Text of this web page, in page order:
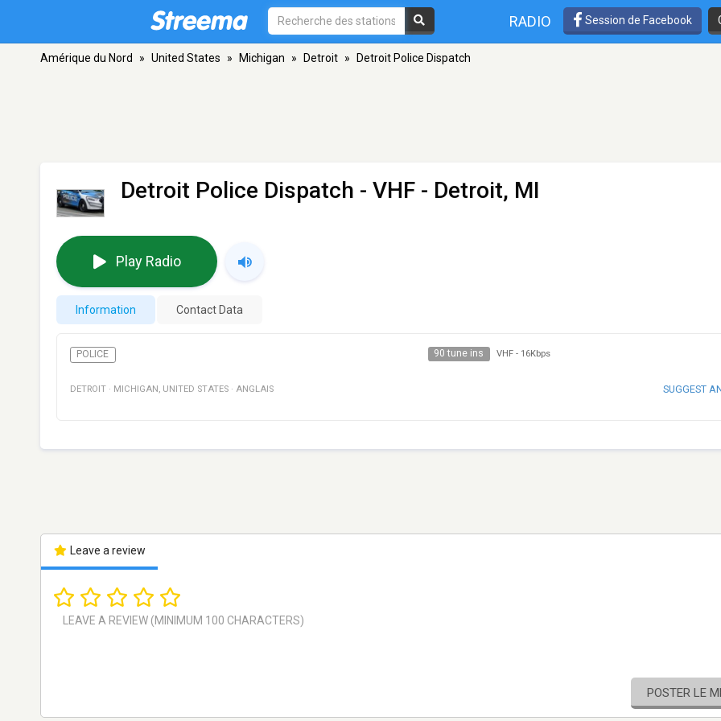
RADIO Session de Facebook
Amérique du Nord » United States » Michigan » Detroit » Detroit Police Dispatch
Detroit Police Dispatch - VHF - Detroit, MI
Play Radio
Information Contact Data
POLICE 90 tune ins VHF - 16Kbps
DETROIT · MICHIGAN, UNITED STATES · ANGLAIS SUGGEST
Leave a review
POSTER LE